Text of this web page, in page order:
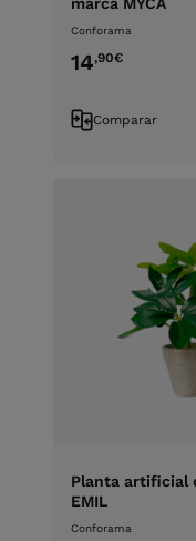
Conforama
14,90€
Comparar
Planta artificial
EMIL
Conforama